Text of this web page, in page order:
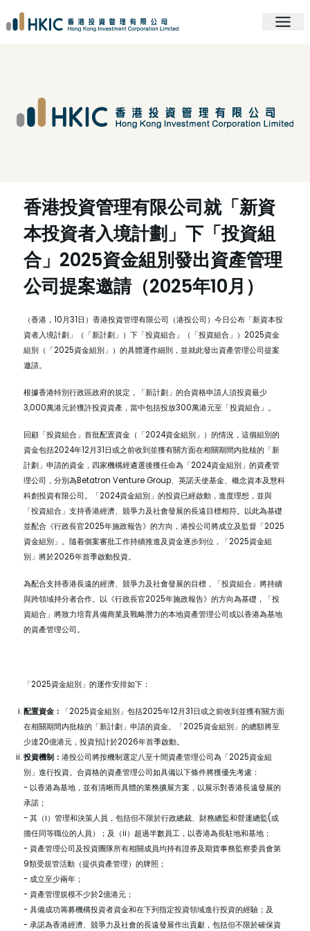
香港投資管理有限公司就「新資
本投資者入境計劃」下「投資組
合」2025資金組別發出資產管理
公司提案邀請（2025年10月）
（香港，10月31日）香港投資管理有限公司（港投公司）今日公布「新資本投
資者入境計劃」（「新計劃」）下「投資組合」（「投資組合」）2025資金
組別（「2025資金組別」）的具體運作細則，並就此發出資產管理公司提案
邀請。
根據香港特別行政區政府的規定，「新計劃」的合資格申請人須投資最少
3,000萬港元於獲許投資資產，當中包括投放300萬港元至「投資組合」。
回顧「投資組合」首批配置資金（「2024資金組別」）的情況，這個組別的
資金包括2024年12月31日或之前收到並獲有關方面在相關期間内批核的「新
計劃」申請的資金，四家機構經遴選後獲任命為「2024資金組別」的資產管
理公司，分別為Betatron Venture Group、英諾天使基金、概念資本及慧科
科創投資有限公司。「2024資金組別」的投資已經啟動，進度理想，並與
「投資組合」支持香港經濟、競爭力及社會發展的長遠目標相符。以此為基礎
並配合《行政長官2025年施政報告》的方向，港投公司將成立及監督「2025
資金組別」。隨着個案審批工作持續推進及資金逐步到位，「2025資金組
別」將於2026年首季啟動投資。
為配合支持香港長遠的經濟、競爭力及社會發展的目標，「投資組合」將持續
與跨領域持分者合作。以《行政長官2025年施政報告》的方向為基礎，「投
資組合」將致力培育具備商業及戰略潛力的本地資產管理公司或以香港為基地
的資產管理公司。
「2025資金組別」的運作安排如下：
配置資金：
「2025資金組別」包括2025年12月31日或之前收到並獲有關方面
在相關期間内批核的「新計劃」申請的資金。「2025資金組別」的總額將至
少達20億港元，投資預計於2026年首季啟動。
投資機制：港投公司將按機制選定八至十間資產管理公司為「2025資金組
別」進行投資。合資格的資產管理公司如具備以下條件將獲優先考慮：
- 以香港為基地，並有清晰而具體的業務擴展方案，以展示對香港長遠發展的
承諾；
- 其（i）管理和決策人員，包括但不限於行政總裁、財務總監和營運總監(或
擔任同等職位的人員）；及（ii）超過半數員工，以香港為長駐地和基地；
- 資產管理公司及投資團隊所有相關成員均持有證券及期貨事務監察委員會第
9類受規管活動（提供資產管理）的牌照；
- 成立至少兩年；
- 資產管理規模不少於2億港元；
- 具備成功籌募機構投資者資金和在下列指定投資領域進行投資的經驗；及
- 承諾為香港經濟、競爭力及社會的長遠發展作出貢獻，包括但不限於確保資